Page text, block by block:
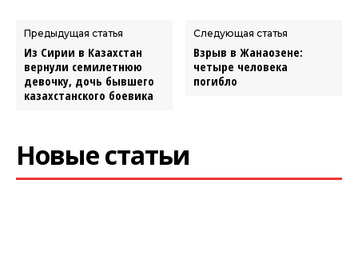
Предыдущая статья
Из Сирии в Казахстан
вернули семилетнюю
девочку, дочь бывшего
казахстанского боевика
Следующая статья
Взрыв в Жанаозене:
четыре человека
погибло
Новые статьи